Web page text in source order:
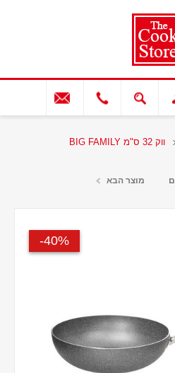
ווק 32 ס"מ BIG FAMILY
מוצר הבא
40%-